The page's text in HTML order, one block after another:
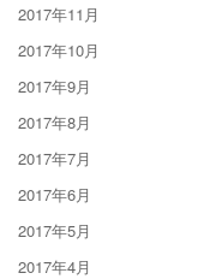
2017年11月
2017年10月
2017年9月
2017年8月
2017年7月
2017年6月
2017年5月
2017年4月